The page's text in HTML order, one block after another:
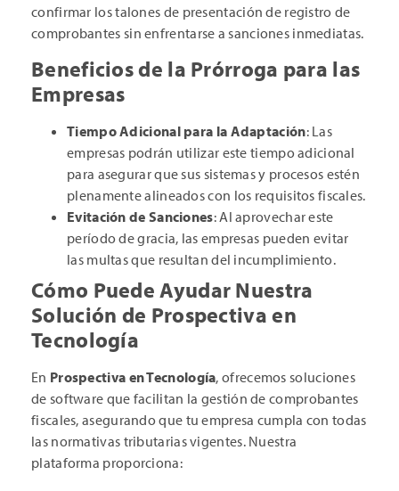
confirmar los talones de presentación de registro de
comprobantes sin enfrentarse a sanciones inmediatas.
Beneficios de la Prórroga para las
Empresas
Tiempo Adicional para la Adaptación: Las
empresas podrán utilizar este tiempo adicional
para asegurar que sus sistemas y procesos estén
plenamente alineados con los requisitos fiscales.
Evitación de Sanciones: Al aprovechar este
período de gracia, las empresas pueden evitar
las multas que resultan del incumplimiento.
Cómo Puede Ayudar Nuestra
Solución de Prospectiva en
Tecnología
En Prospectiva en Tecnología, ofrecemos soluciones
de software que facilitan la gestión de comprobantes
fiscales, asegurando que tu empresa cumpla con todas
las normativas tributarias vigentes. Nuestra
plataforma proporciona: